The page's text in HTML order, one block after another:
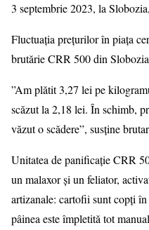
3 septembrie 2023, la
Fluctuația prețurilor în piața
brutărie CRR 500 din
”Am plătit 3,27 lei pe
scăzut la 2,18 lei. În schimb,
văzut o scădere”, susține
Unitatea de panificație CRR
un malaxor și un feliator,
artizanale: cartofii sunt copți
pâinea este împletită tot